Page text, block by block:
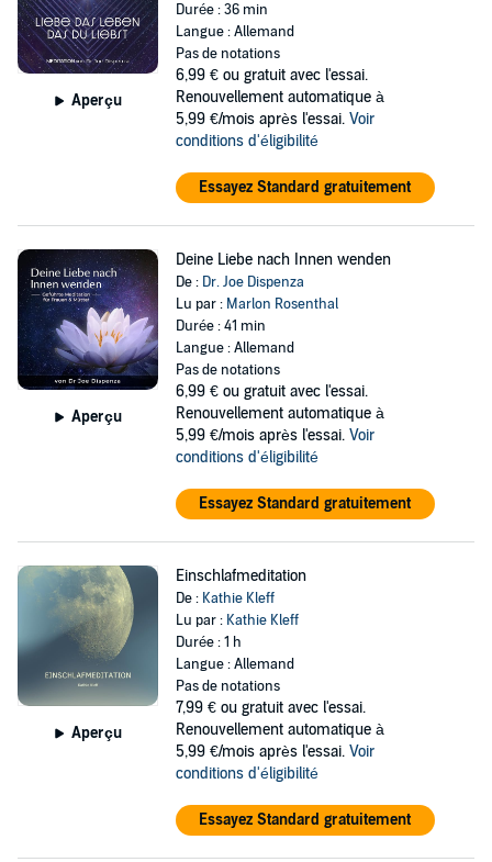
Aperçu
Durée : 36 min
Langue : Allemand
Pas de notations
6,99 € ou gratuit avec l'essai.
Renouvellement automatique à
5,99 €/mois après l'essai. Voir
conditions d'éligibilité
Essayez Standard gratuitement
Aperçu
Deine Liebe nach Innen wenden
De : Dr. Joe Dispenza
Lu par : Marlon Rosenthal
Durée : 41 min
Langue : Allemand
Pas de notations
6,99 € ou gratuit avec l'essai.
Renouvellement automatique à
5,99 €/mois après l'essai. Voir
conditions d'éligibilité
Essayez Standard gratuitement
Aperçu
Einschlafmeditation
De : Kathie Kleff
Lu par : Kathie Kleff
Durée : 1 h
Langue : Allemand
Pas de notations
7,99 € ou gratuit avec l'essai.
Renouvellement automatique à
5,99 €/mois après l'essai. Voir
conditions d'éligibilité
Essayez Standard gratuitement